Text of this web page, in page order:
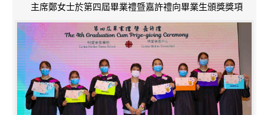
主席鄭女士於第四屆畢業禮暨嘉許禮向畢業生頒獎獎項